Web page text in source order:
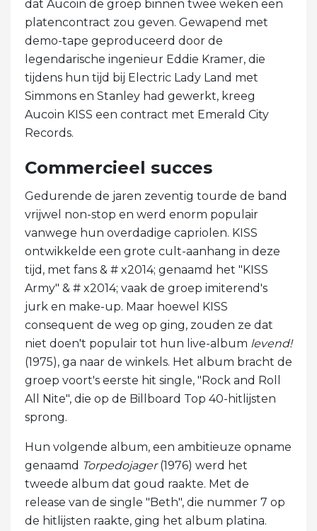
dat Aucoin de groep binnen twee weken een
platencontract zou geven. Gewapend met
demo-tape geproduceerd door de
legendarische ingenieur Eddie Kramer, die
tijdens hun tijd bij Electric Lady Land met
Simmons en Stanley had gewerkt, kreeg
Aucoin KISS een contract met Emerald City
Records.
Commercieel succes
Gedurende de jaren zeventig tourde de band
vrijwel non-stop en werd enorm populair
vanwege hun overdadige capriolen. KISS
ontwikkelde een grote cult-aanhang in deze
tijd, met fans & # x2014; genaamd het "KISS
Army" & # x2014; vaak de groep imiterend's
jurk en make-up. Maar hoewel KISS
consequent de weg op ging, zouden ze dat
niet doen't populair tot hun live-album levend!
(1975), ga naar de winkels. Het album bracht de
groep voort's eerste hit single, "Rock and Roll
All Nite", die op de Billboard Top 40-hitlijsten
sprong.
Hun volgende album, een ambitieuze opname
genaamd Torpedojager(1976) werd het
tweede album dat goud raakte. Met de
release van de single "Beth", die nummer 7 op
de hitlijsten raakte, ging het album platina.